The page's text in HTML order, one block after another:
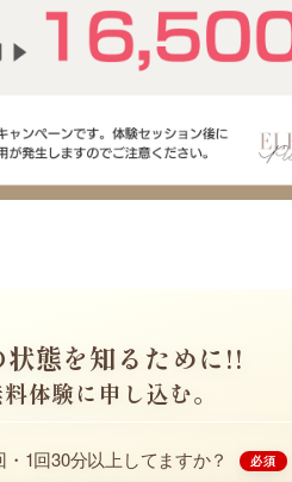
状態を知るために!!
体験に申し込む。
1回30分以上してますか？ 必須